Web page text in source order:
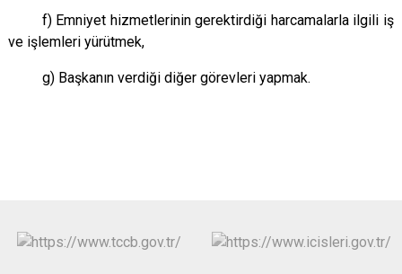
f) Emniyet hizmetlerinin gerektirdiği harcamalarla ilgili iş
ve işlemleri yürütmek,
g) Başkanın verdiği diğer görevleri yapmak.